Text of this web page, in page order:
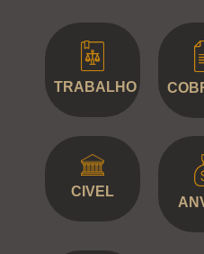
TRABALHO
CIVEL